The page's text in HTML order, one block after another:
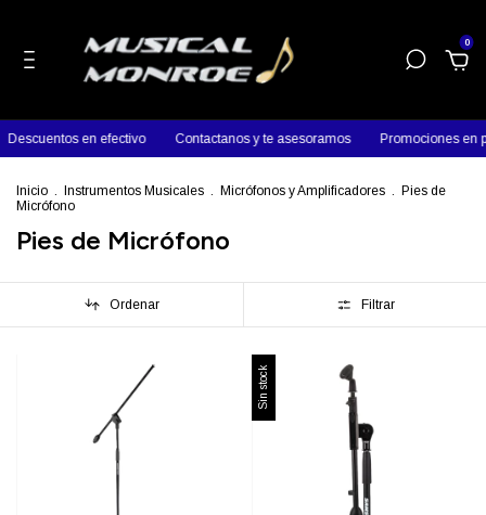
0
Descuentos en efectivo Contactanos y te asesoramos Promociones en
Inicio . Instrumentos Musicales . Micrófonos y Amplificadores .
Pies de
Micrófono
Pies de Micrófono
Ordenar Filtrar
Sin stock